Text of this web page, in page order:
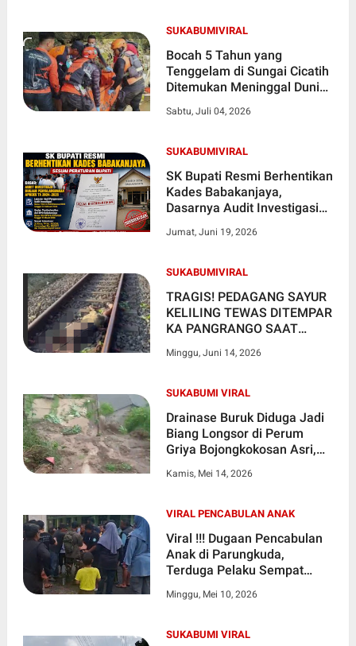
SUKABUMIVIRAL
Bocah 5 Tahun yang
Tenggelam di Sungai Cicatih
Ditemukan Meninggal Dunia,
Menahan Tangis
Sabtu, Juli 04, 2026
SUKABUMIVIRAL
SK Bupati Resmi Berhentikan
Kades Babakanjaya,
Dasarnya Audit Investigasi
APBDes
Jumat, Juni 19, 2026
SUKABUMIVIRAL
TRAGIS! PEDAGANG SAYUR
KELILING TEWAS DITEMPAR
KA PANGRANGO SAAT
Minggu, Juni 14, 2026
SUKABUMI VIRAL
Drainase Buruk Diduga Jadi
Biang Longsor di Perum
Griya Bojongkokosan Asri,
Sukabumi Bertindak Cepat
Kamis, Mei 14, 2026
VIRAL PENCABULAN ANAK
Viral !!! Dugaan Pencabulan
Anak di Parungkuda,
Terduga Pelaku Sempat
Minggu, Mei 10, 2026
SUKABUMI VIRAL